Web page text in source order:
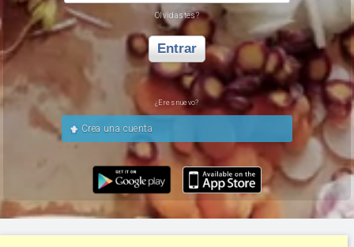
Olvidastes?
Entrar
¿Eres nuevo?
Crea una cuenta